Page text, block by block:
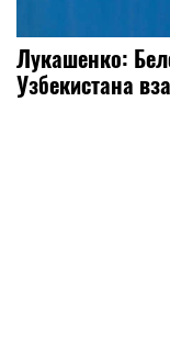
Лукашенко:
Узбекистана